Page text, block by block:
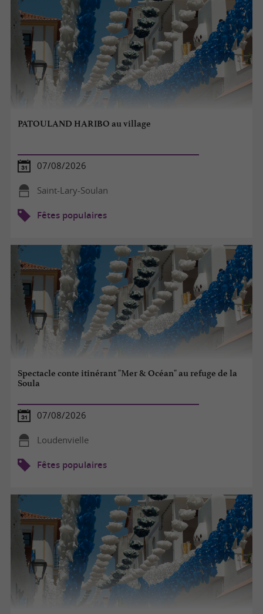
PATOULAND HARIBO au village
07/08/2026
Saint-Lary-Soulan
Fêtes populaires
Spectacle conte itinérant "Mer & Océan" au refuge de la
Soula
07/08/2026
Loudenvielle
Fêtes populaires